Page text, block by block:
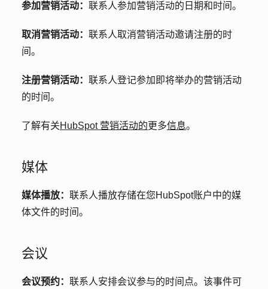
参加营销活动： 联系人参加营销活动的日期和时间。
取消营销活动： 联系人取消营销活动邀请注册的时
间。
注册营销活动： 联系人登记参加即将举办的营销活动
的时间。
了解有关HubSpot 营销活动的更多信息。
媒体
媒体播放： 联系人播放存储在您HubSpot账户中的媒
体文件的时间。
会议
会议预约： 联系人安排会议参与的时间点。该事件可